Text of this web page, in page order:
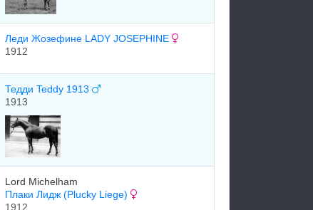
Леди Жозефине LADY JOSEPHINE
1912
Тедди Teddy 1913
1913
Lord Michelham
Плаки Лидж (Plucky Liege)
1912